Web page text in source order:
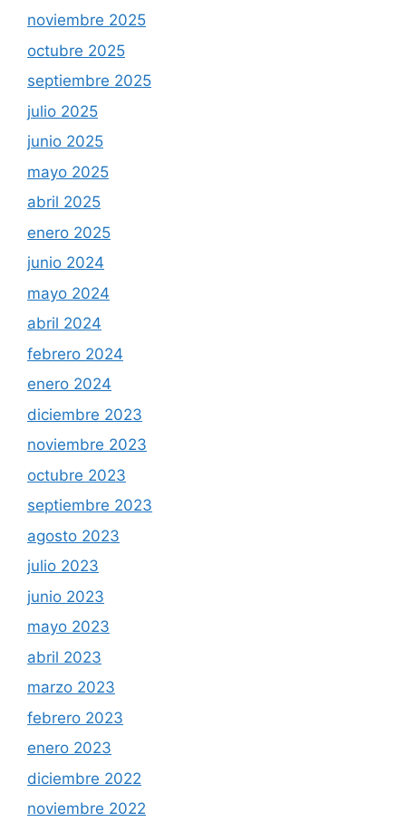
noviembre 2025
octubre 2025
septiembre 2025
julio 2025
junio 2025
mayo 2025
abril 2025
enero 2025
junio 2024
mayo 2024
abril 2024
febrero 2024
enero 2024
diciembre 2023
noviembre 2023
octubre 2023
septiembre 2023
agosto 2023
julio 2023
junio 2023
mayo 2023
abril 2023
marzo 2023
febrero 2023
enero 2023
diciembre 2022
noviembre 2022